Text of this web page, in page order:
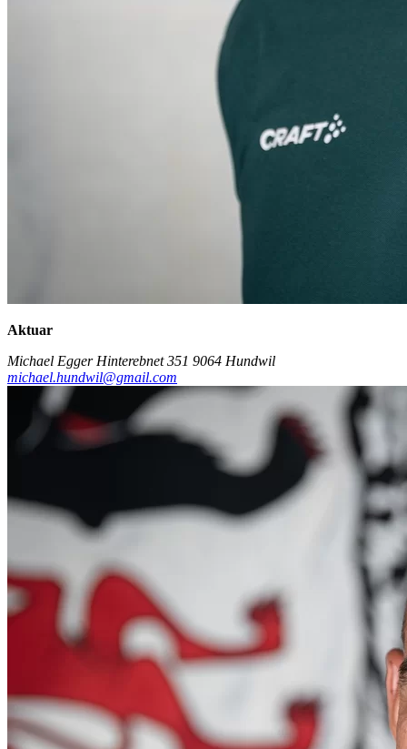
Aktuar
Michael Egger Hinterebnet 351 9064 Hundwil
michael.hundwil@gmail.com